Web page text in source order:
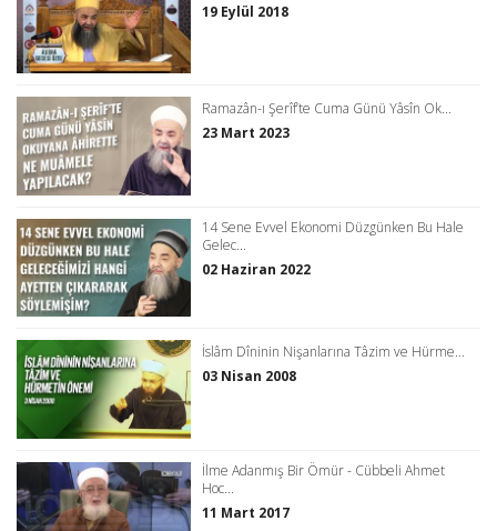
19 Eylül 2018
Ramazân-ı Şerîf’te Cuma Günü Yâsîn Ok...
23 Mart 2023
14 Sene Evvel Ekonomi Düzgünken Bu Hale
Gelec...
02 Haziran 2022
İslâm Dîninin Nişanlarına Tâzim ve Hürme...
03 Nisan 2008
İlme Adanmış Bir Ömür - Cübbeli Ahmet
Hoc...
11 Mart 2017